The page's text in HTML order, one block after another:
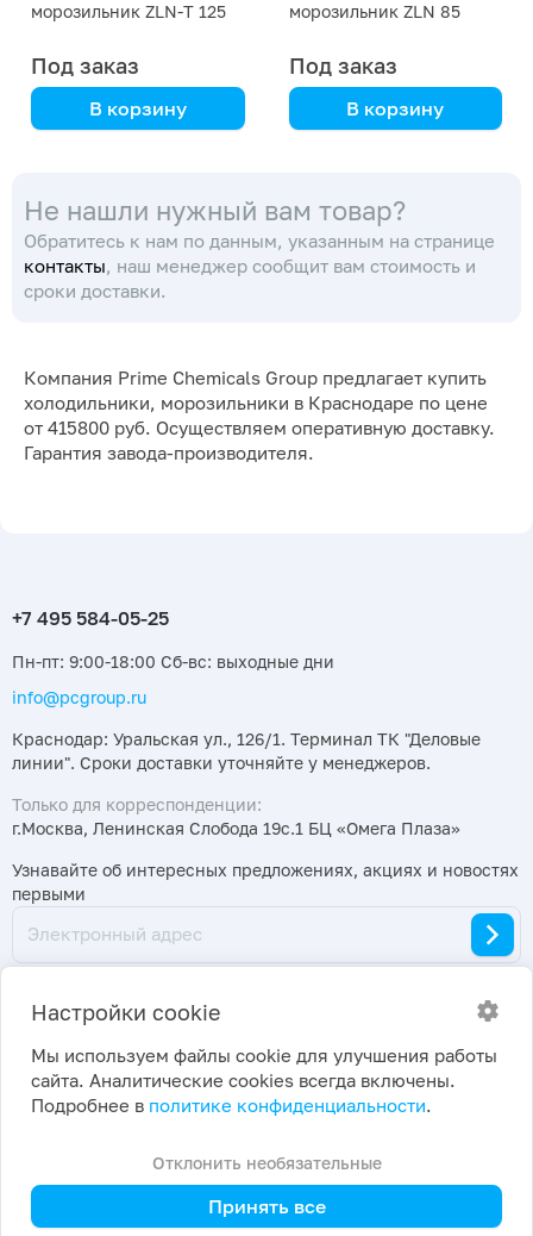
морозильник ZLN-T 125
Под заказ
В корзину
морозостойкость
морозильник ZLN 85
Под заказ
В корзину
морозостойкость
Не нашли нужный вам товар?
Обратитесь к нам по данным, указанным на странице
контакты, наш менеджер сообщит вам стоимость и
сроки доставки.
Компания Prime Chemicals Group предлагает купить
холодильники, морозильники в Краснодаре по цене
от 415800 руб. Осуществляем оперативную доставку.
Гарантия завода-производителя.
Пн-пт: 9:00-18:00 Сб-вс: выходные дни
info@pcgroup.ru
Краснодар: Уральская ул., 126/1. Терминал ТК "Деловые
линии". Сроки доставки уточняйте у менеджеров.
Только для корреспонденции:
г.Москва, Ленинская Слобода 19с.1 БЦ «Омега Плаза»
Узнавайте об интересных предложениях, акциях и новостях
первыми
2026 ©
ПраймКемикалсГрупп
Политика конфиденциальности
Настройки cookie
Настройки cookie
Мы используем файлы cookie для улучшения работы
сайта. Аналитические cookies всегда включены.
Подробнее в политике конфиденциальности.
Отклонить необязательные
Принять все